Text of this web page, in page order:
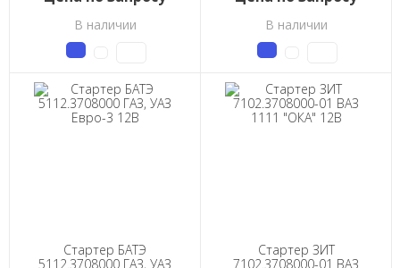
БАТЭ/
В наличии В наличии
Стартер БАТЭ
5112.3708000 ГАЗ, УАЗ
Стартер ЗИТ
7102.3708000-01 ВАЗ